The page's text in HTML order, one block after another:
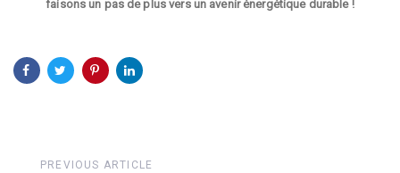
faisons un pas de plus vers un avenir énergétique durable !
Previous
PREVIOUS ARTICLE